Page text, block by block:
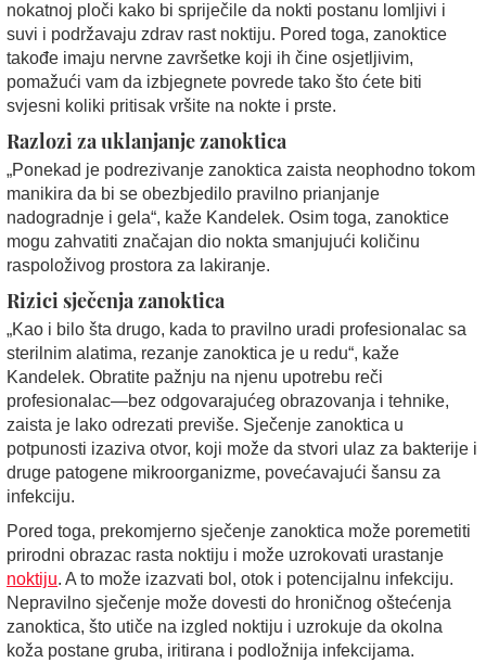
nokatnoj ploči kako bi spriječile da nokti postanu lomljivi i
suvi i podržavaju zdrav rast noktiju. Pored toga, zanoktice
takođe imaju nervne završetke koji ih čine osjetljivim,
pomažući vam da izbjegnete povrede tako što ćete biti
svjesni koliki pritisak vršite na nokte i prste.
Razlozi za uklanjanje zanoktica
„Ponekad je podrezivanje zanoktica zaista neophodno tokom
manikira da bi se obezbjedilo pravilno prianjanje
nadogradnje i gela“, kaže Kandelek. Osim toga, zanoktice
mogu zahvatiti značajan dio nokta smanjujući količinu
raspoloživog prostora za lakiranje.
Rizici sječenja zanoktica
„Kao i bilo šta drugo, kada to pravilno uradi profesionalac sa
sterilnim alatima, rezanje zanoktica je u redu“, kaže
Kandelek. Obratite pažnju na njenu upotrebu reči
profesionalac—bez odgovarajućeg obrazovanja i tehnike,
zaista je lako odrezati previše. Sječenje zanoktica u
potpunosti izaziva otvor, koji može da stvori ulaz za bakterije i
druge patogene mikroorganizme, povećavajući šansu za
infekciju.
Pored toga, prekomjerno sječenje zanoktica može poremetiti
prirodni obrazac rasta noktiju i može uzrokovati urastanje
noktiju. A to može izazvati bol, otok i potencijalnu infekciju.
Nepravilno sječenje može dovesti do hroničnog oštećenja
zanoktica, što utiče na izgled noktiju i uzrokuje da okolna
koža postane gruba, iritirana i podložnija infekcijama.